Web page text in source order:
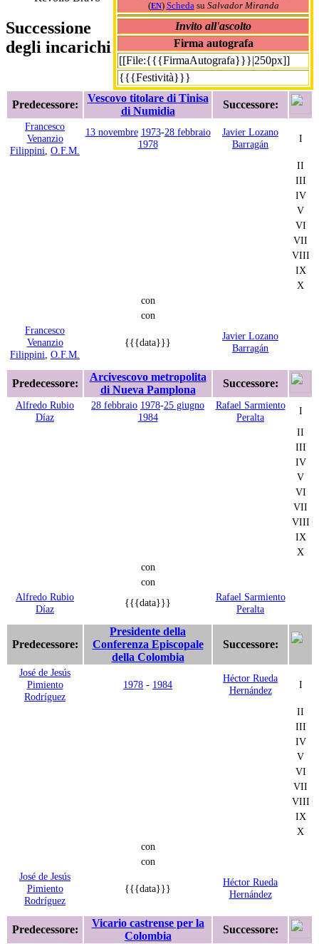
(EN) Scheda su Salvador Miranda
Invito all'ascolto
Firma autografa
[[File:{{{FirmaAutografa}}}|250px]]
{{{Festività}}}
Successione
degli incarichi
Predecessore:
Vescovo titolare di Tinisa
di Numidia
Successore:
Francesco
Venanzio
Filippini O.F.M.
13 novembre 1973-28 febbraio
1978
Javier Lozano
Barragán
I
II
III
IV
V
VI
VII
VIII
IX
X
con
con
Francesco
Venanzio
Filippini O.F.M.
{{{data}}}
Javier Lozano
Barragán
Predecessore:
Arcivescovo metropolita
di Nueva Pamplona
Successore:
Alfredo Rubio
Díaz
28 febbraio 1978-25 giugno
1984
Rafael Sarmiento
Peralta
I
II
III
IV
V
VI
VII
VIII
IX
X
con
con
Alfredo Rubio
Díaz
{{{data}}}
Rafael Sarmiento
Peralta
Predecessore:
Presidente della
Conferenza Episcopale
della Colombia
Successore:
José de Jesús
Pimiento
Rodríguez
1978 - 1984
Héctor Rueda
Hernández
I
II
III
IV
V
VI
VII
VIII
IX
X
con
con
José de Jesús
Pimiento
Rodríguez
{{{data}}}
Héctor Rueda
Hernández
Predecessore:
Vicario castrense per la
Colombia
Successore: